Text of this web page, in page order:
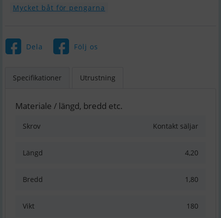
Mycket båt för pengarna
Dela Följ os
Specifikationer Utrustning
Materiale / längd, bredd etc.
Skrov Kontakt säljar
Längd 4,20
Bredd 1,80
Vikt 180